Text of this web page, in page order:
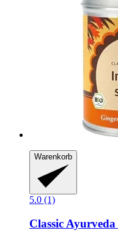
Warenkorb
5.0 (1)
Classic Ayurveda